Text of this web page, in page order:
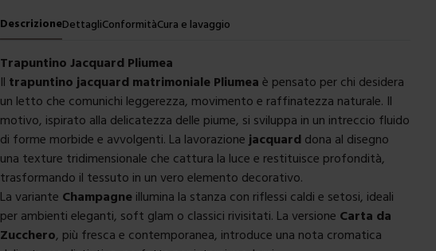
DescrizioneDettagliConformitàCura e lavaggio
Trapuntino Jacquard Pliumea
Il trapuntino jacquard matrimoniale Pliumea è pensato per chi desidera
un letto che comunichi leggerezza, movimento e raffinatezza naturale. Il
motivo, ispirato alla delicatezza delle piume, si sviluppa in un intreccio fluido
di forme morbide e avvolgenti. La lavorazione jacquard dona al disegno
una texture tridimensionale che cattura la luce e restituisce profondità,
trasformando il tessuto in un vero elemento decorativo.
La variante Champagne illumina la stanza con riflessi caldi e setosi, ideali
per ambienti eleganti, soft glam o classici rivisitati. La versione Carta da
Zucchero, più fresca e contemporanea, introduce una nota cromatica